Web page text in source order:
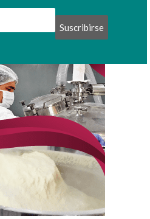
Suscribirse